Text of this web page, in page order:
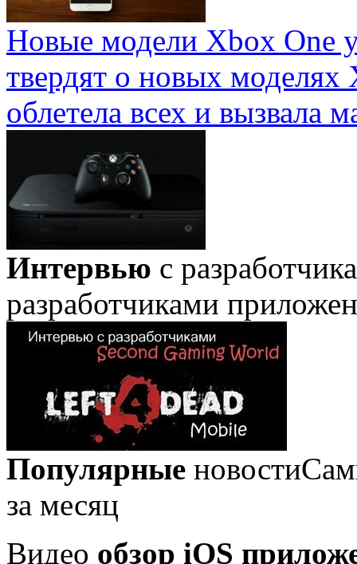
Новые модели Xbox One
твердят о новых
облетела всех и вызвала
Интервью с
разработчиками
Популярные новости
за месяц
Видео обзор iOS